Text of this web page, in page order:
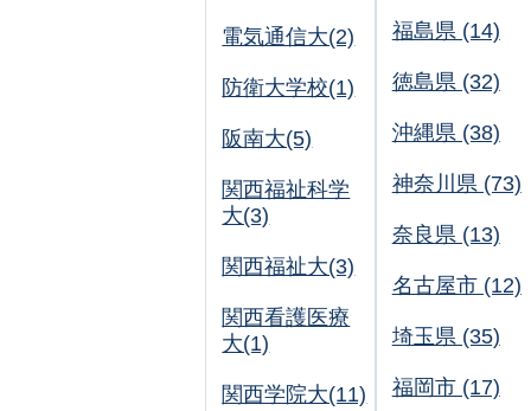
電気通信大(2)
防衛大学校(1)
阪南大(5)
関西福祉科学
大(3)
関西福祉大(3)
関西看護医療
大(1)
関西学院大(11)
福島県 (14)
徳島県 (32)
沖縄県 (38)
神奈川県 (73)
奈良県 (13)
名古屋市 (12)
埼玉県 (35)
福岡市 (17)